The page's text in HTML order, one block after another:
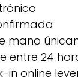
mano
entre 24
in online